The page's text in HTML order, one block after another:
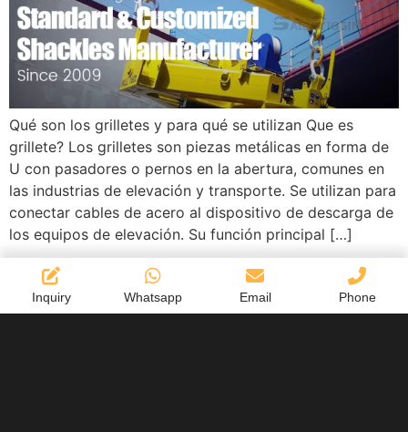
Qué son los grilletes y para qué se utilizan ​Que es
grillete? Los grilletes son piezas metálicas en forma de
U con pasadores o pernos en la abertura, comunes en
las industrias de elevación y transporte. Se utilizan para
conectar cables de acero al dispositivo de descarga de
los equipos de elevación. Su función principal […]
Inquiry Whatsapp Email Phone